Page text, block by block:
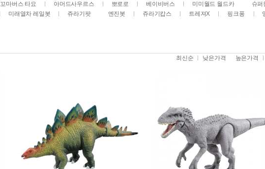
꼬마버스 타요 아머드사우르스 뽀로로 베이비버스 미미월드 월드카 슈퍼
미래열차 레일봇 쥬라기팟 엔진봇 쥬라기캅스 트레져X 핑크퐁
최신순
낮은가격 높은가격